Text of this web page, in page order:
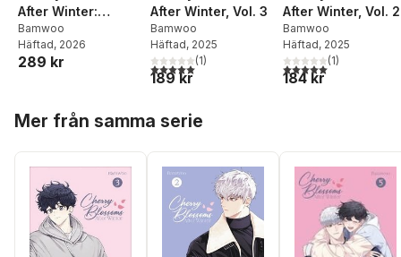
After Winter:
Volume 5
Bamwoo
Häftad, 2026
289 kr
After Winter, Vol. 3
Bamwoo
Häftad, 2025
5,0utav 5 stjärnor. Totalt antal röster:
(1)
189 kr
After Winter, Vol. 2
Bamwoo
Häftad, 2025
5,0utav 5 stjärnor.
(1)
184 kr
Mer från samma serie